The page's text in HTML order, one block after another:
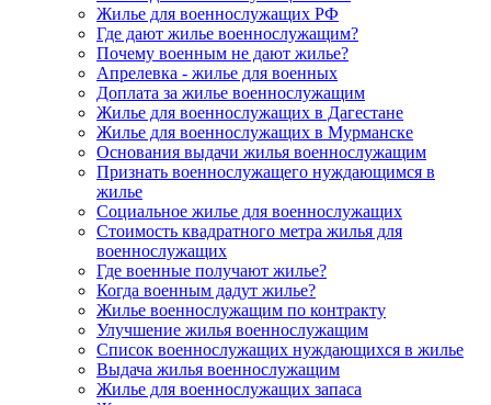
Жилье для военнослужащих РФ
Где дают жилье военнослужащим?
Почему военным не дают жилье?
Апрелевка - жилье для военных
Доплата за жилье военнослужащим
Жилье для военнослужащих в Дагестане
Жилье для военнослужащих в Мурманске
Основания выдачи жилья военнослужащим
Признать военнослужащего нуждающимся в
жилье
Социальное жилье для военнослужащих
Стоимость квадратного метра жилья для
военнослужащих
Где военные получают жилье?
Когда военным дадут жилье?
Жилье военнослужащим по контракту
Улучшение жилья военнослужащим
Список военнослужащих нуждающихся в жилье
Выдача жилья военнослужащим
Жилье для военнослужащих запаса